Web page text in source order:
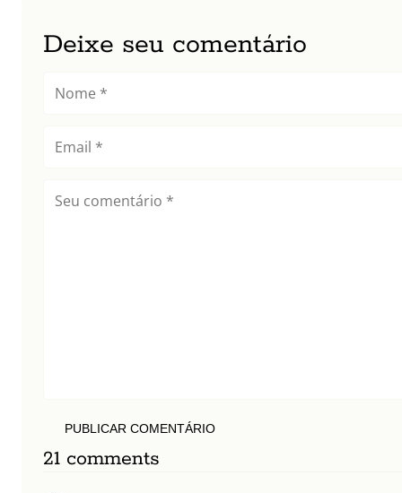
Deixe seu comentário
PUBLICAR COMENTÁRIO
21 comments